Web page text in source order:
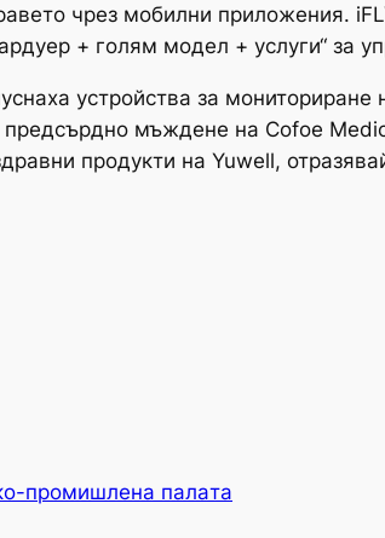
чрез мобилни приложения.
+ голям модел + услуги“ за
устройства за мониториране
мъждене на Cofoe
продукти на Yuwell,
промишлена палaта